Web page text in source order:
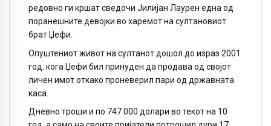
редовно ги кршат сведочи Јилијан Лаурен една од
поранешните девојки во харемот на султановиот
брат Џефи.
Опуштениот живот на султанот дошол до израз 2001
год. кога Џефи бил принуден да продава од својот
личен имот откако проневерил пари од државната
каса.
Дневно троши и по 747 000 долари во текот на 10